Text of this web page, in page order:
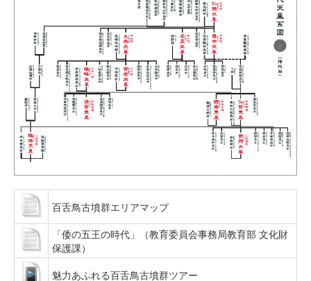
百舌鳥古墳群エリアマップ
「倭の五王の時代」（教育委員会事務局教育部 文化財
保護課）
魅力あふれる百舌鳥古墳群ツアー